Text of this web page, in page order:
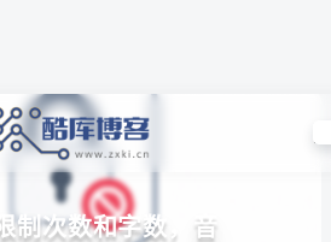
制次数和字数，音